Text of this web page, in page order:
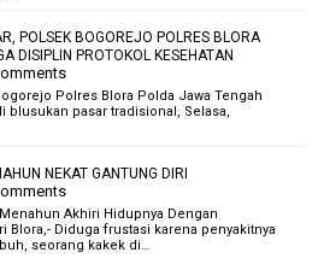
POLSEK BOGOREJO POLRES BLORA
DISIPLIN PROTOKOL KESEHATAN
Polres Blora Polda Jawa Tengah
blusukan pasar tradisional, Selasa,
NEKAT GANTUNG DIRI
Akhiri Hidupnya Dengan
Blora,- Diduga frustasi karena penyakitnya
seorang kakek di…